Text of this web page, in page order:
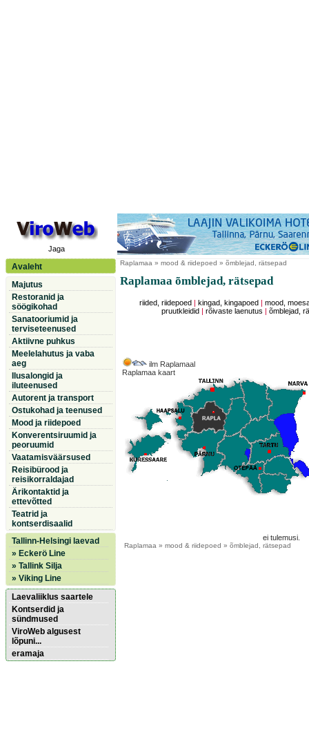
Jaga
Avaleht
Majutus
Restoranid ja
söögikohad
Sanatooriumid ja
terviseteenused
Aktiivne puhkus
Meelelahutus ja vaba
aeg
Ilusalongid ja
iluteenused
Autorent ja transport
Ostukohad ja teenused
Mood ja riidepoed
Konverentsiruumid ja
peoruumid
Vaatamisväärsused
Reisibürood ja
reisikorraldajad
Ärikontaktid ja
ettevõtted
Teatrid ja
kontserdisaalid
Tallinn-Helsingi laevad
» Eckerö Line
» Tallink Silja
» Viking Line
Laevaliiklus saartele
Kontserdid ja
sündmused
ViroWeb algusest
lõpuni...
eramaja
Raplamaa » mood & riidepoed » õmblejad, rätsepad
Raplamaa õmblejad, rätsepad
riided, riidepoed kingad, kingapoed |mood,
pruutkleidid
rõivaste laenutus õmblejad,
ilm Raplamaal
Raplamaa kaart
ei tulemusi.
Raplamaa » mood & riidepoed » õmblejad, rätsepad